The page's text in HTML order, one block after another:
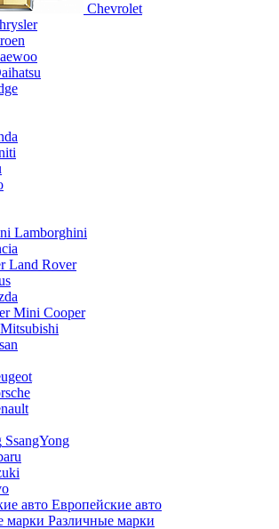
Chevrolet
Lamborghini
Land Rover
Mini Cooper
Mitsubishi
SsangYong
Европейские авто
Различные марки